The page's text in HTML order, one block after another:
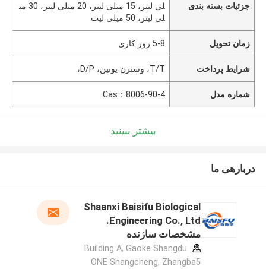
جزئیات بسته بندی
لی لیتر، 15 میلی لیتر، 20 میلی لیتر، 30 می
لی لیتر، 50 میلی لیت
زمان تحویل 5-8 روز کاری
شرایط پرداخت T/T، وسترن يونين، D/P،
شماره مدل Cas：8006-90-4
بیشتر ببینید
دربارهی ما
Shaanxi Baisifu Biological
Engineering Co., Ltd.
مشخصات سازنده
Building A, Gaoke Shangdu
ONE Shangcheng, Zhangba5